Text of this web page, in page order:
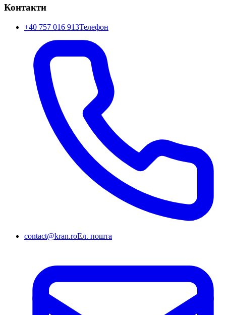
Контакти
+40 757 016 913Телефон
contact@kran.roЕл. пошта